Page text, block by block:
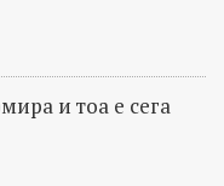
и тоа е сега